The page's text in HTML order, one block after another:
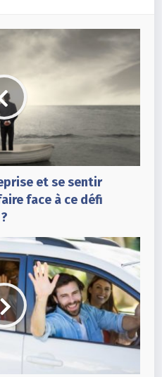
et se sentir
face à ce défi
?